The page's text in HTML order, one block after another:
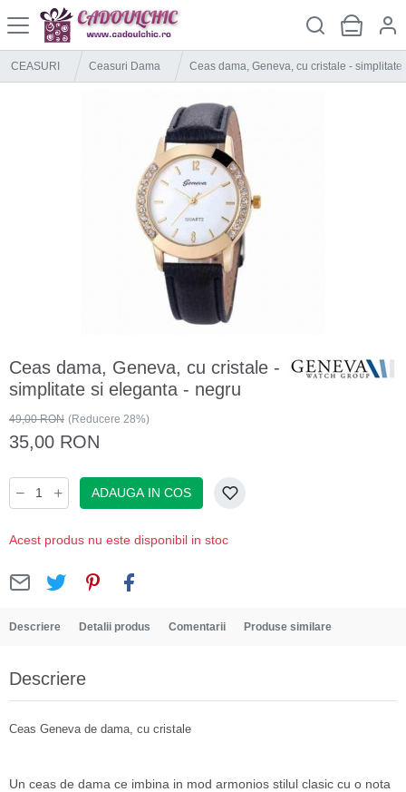
CEASURI Ceasuri Dama Ceas dama, Geneva, cu cristale -
Ceas dama, Geneva, cu cristale -
simplitate si eleganta - negru
49,00 RON (Reducere 28%)
35,00 RON
ADAUGA IN COS
Acest produs nu este disponibil in stoc
Descriere Detalii produs Comentarii Produse similare
Descriere
Ceas Geneva de dama, cu cristale
Un ceas de dama ce imbina in mod armonios stilul clasic cu o nota